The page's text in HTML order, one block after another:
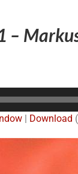
–
| Download